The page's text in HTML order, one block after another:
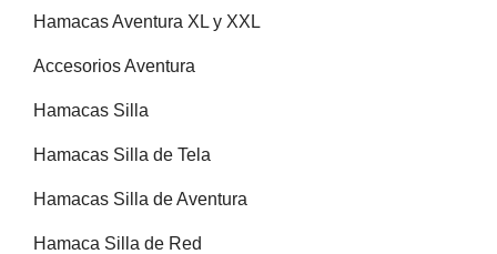
Hamacas Aventura XL y XXL
Accesorios Aventura
Hamacas Silla
Hamacas Silla de Tela
Hamacas Silla de Aventura
Hamaca Silla de Red